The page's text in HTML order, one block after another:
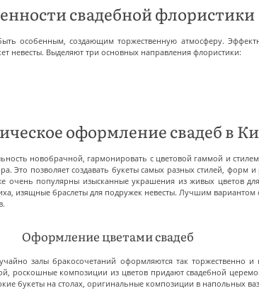
свадебной флористики
особенным, создающим торжественную атмосферу.
невесты. Выделяют три основных направления флористики:
оформление свадеб в
новобрачной, гармонировать с цветовой гаммой и
позволяет создавать букеты самых разных стилей, форм
очень популярны изысканные украшения из живых цветов
изящные браслеты для подружек невесты. Лучшим
Оформление цветами свадеб
залы бракосочетаний оформляются так торжественно
роскошные композиции из цветов придают свадебной
букеты на столах, оригинальные композиции в напольных